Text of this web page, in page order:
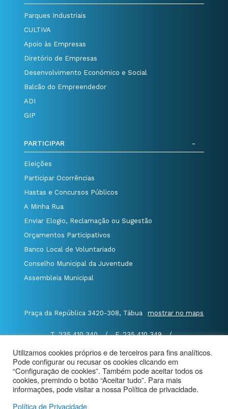
Parques Industriais
CULTIVA
Apoio às Empresas
Diretório de Empresas
Desenvolvimento Económico e Social
Balcão do Empreendedor
ADI
GIP
PARTICIPAR
Eleições
Participar Ocorrências
Hastas e Concursos Públicos
A Minha Rua
Enviar Elogio, Reclamação ou Sugestão
Orçamentos Participativos
Banco Local de Voluntariado
Conselho Municipal da Juventude
Assembleia Municipal
Praça da República 3420-308, Tábua mostrar no maps
T. 235 410 340 / F. 235 410 349
/
@Município de Tábua | Mapa do Portal
|
Politica de Privacidade
|
Aviso de Privacidade - Videovigilância
Utilizamos cookies próprios e de terceiros para fins analíticos.
Pode configurar ou recusar os cookies clicando em
“Configuração de cookies”. Também pode aceitar todos os
cookies, premindo o botão “Aceitar tudo”. Para mais
informações, pode visitar a nossa Política de privacidade.
Política de Privacidade